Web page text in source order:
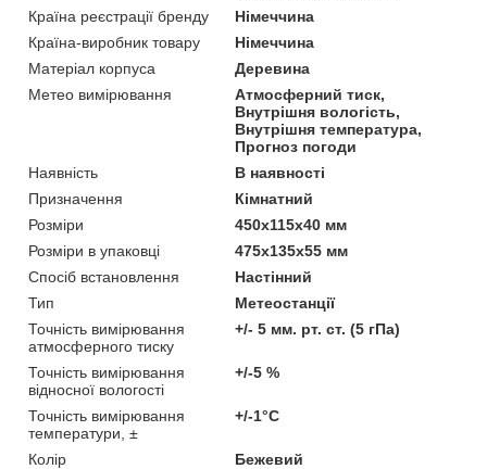
Країна реєстрації бренду
Німеччина
Країна-виробник товару
Німеччина
Матеріал корпуса
Деревина
Метео вимірювання
Атмосферний тиск,
Внутрішня вологість,
Внутрішня температура,
Прогноз погоди
Наявність
В наявності
Призначення
Кімнатний
Розміри
450x115x40 мм
Розміри в упаковці
475х135х55 мм
Спосіб встановлення
Настінний
Тип
Метеостанції
Точність вимірювання
атмосферного тиску
+/- 5 мм. рт. ст. (5 гПа)
Точність вимірювання
відносної вологості
+/-5 %
Точність вимірювання
температури, ±
+/-1°С
Колір
Бежевий